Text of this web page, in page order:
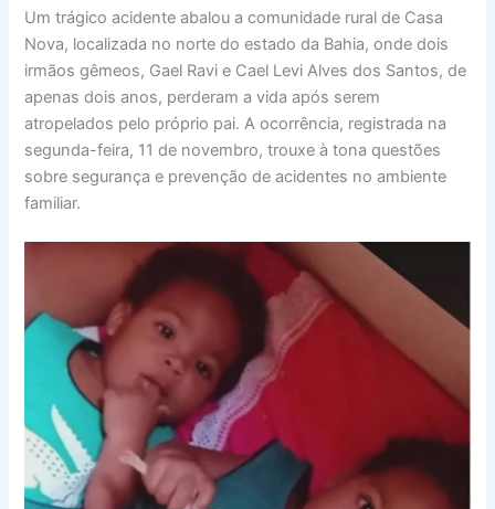
Um trágico acidente abalou a comunidade rural de Casa
Nova, localizada no norte do estado da Bahia, onde dois
irmãos gêmeos, Gael Ravi e Cael Levi Alves dos Santos, de
apenas dois anos, perderam a vida após serem
atropelados pelo próprio pai. A ocorrência, registrada na
segunda-feira, 11 de novembro, trouxe à tona questões
sobre segurança e prevenção de acidentes no ambiente
familiar.